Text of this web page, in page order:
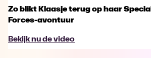
Zo blikt Klaasje terug op haar Special
Forces-avontuur
Bekijk nu de video